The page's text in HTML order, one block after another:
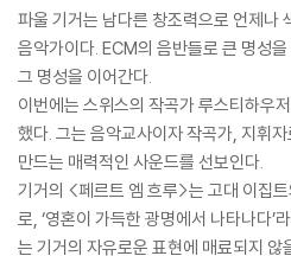
파울 기거는 남다른 창조력으로 언제나
음악가이다. ECM의 음반들로 큰 명성
그 명성을 이어간다.
이번에는 스위스의 작곡가 루스티하우
했다. 그는 음악교사이자 작곡가, 지휘
만드는 매력적인 사운드를 선보인다.
기거의 <페르트 엠 흐루>는 고대 이집트
로, ‘영혼이 가득한 광명에서 나타나다’
는 기거의 자유로운 표현에 매료되지 않